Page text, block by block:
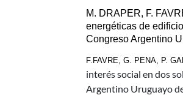
M. DRAPER, F.
energéticas de
Congreso Argentino
F.FAVRE, G. PENA, P.
interés social en dos
Argentino Uruguayo